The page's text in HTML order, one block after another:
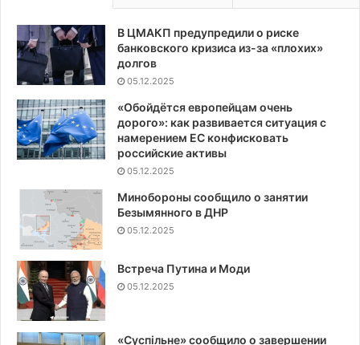
В ЦМАКП предупредили о риске
банковского кризиса из-за «плохих»
долгов
05.12.2025
«Обойдётся европейцам очень
дорого»: как развивается ситуация с
намерением ЕС конфисковать
российские активы
05.12.2025
Минобороны сообщило о занятии
Безымянного в ДНР
05.12.2025
Встреча Путина и Моди
05.12.2025
«Суспiльне» сообщило о завершении